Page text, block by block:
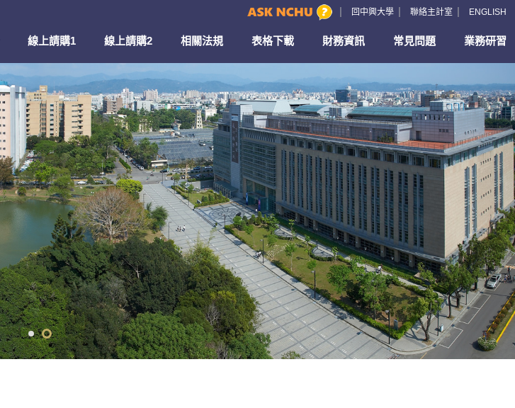
回中興大學 聯絡主計室 ENGLISH
線上請購1 線上請購2 相關法規 表格下載 財務資訊 常見問題 業務研習